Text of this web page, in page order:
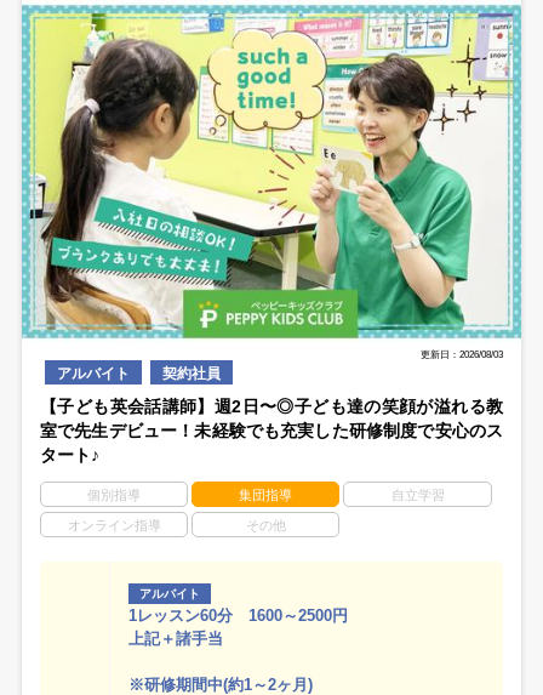
更新日：2026/08/03
アルバイト 契約社員
【子ども英会話講師】週2日〜◎子ども達の笑顔が溢れる教
室で先生デビュー！未経験でも充実した研修制度で安心のス
タート♪
個別指導 集団指導 自立学習
オンライン指導 その他
アルバイト
1レッスン60分 1600～2500円
上記＋諸手当
※研修期間中(約1～2ヶ月)